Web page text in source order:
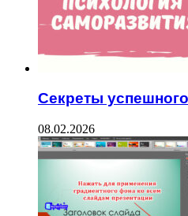
Секреты
08.02.2026